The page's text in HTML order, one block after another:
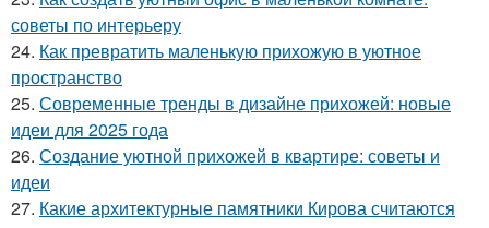
советы по интерьеру
24. Как превратить маленькую прихожую в уютное
пространство
25. Современные тренды в дизайне прихожей: новые
идеи для 2025 года
26. Создание уютной прихожей в квартире: советы и
идеи
27. Какие архитектурные памятники Кирова считаются